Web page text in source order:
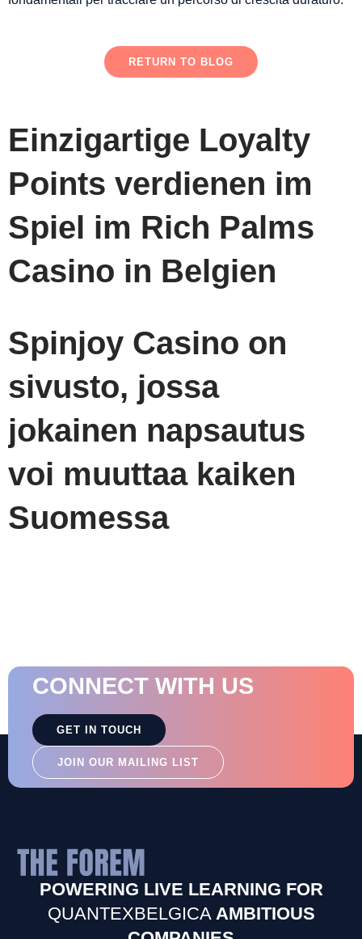
RETURN TO BLOG
Einzigartige Loyalty
Points verdienen im
Spiel im Rich Palms
Casino in Belgien
Spinjoy Casino on
sivusto, jossa
jokainen napsautus
voi muuttaa kaiken
Suomessa
CONNECT WITH US
GET IN TOUCH
JOIN OUR MAILING LIST
POWERING LIVE LEARNING FOR
QUANTEXBELGICA AMBITIOUS